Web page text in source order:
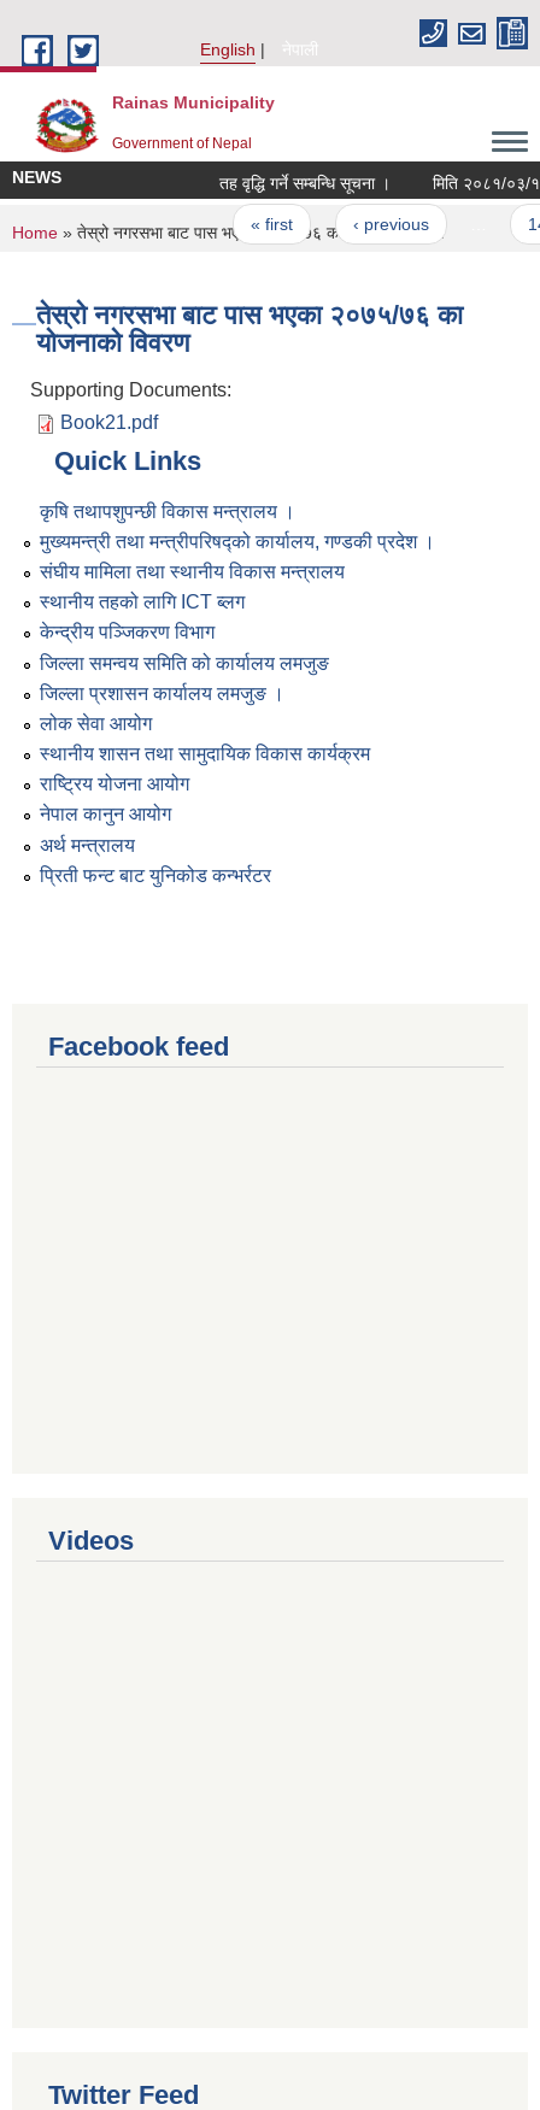
English
नेपाली
Rainas Municipality
Government of Nepal
NEWS तह वृद्धि गर्ने सम्बन्धि सूचना । मिति २०८१/०३/
Pages
« first ‹ previous 14
You are here
Home » तेस्रो नगरसभा बाट पास भएका २०७५/७६ का योजनाको विवरण
तेस्रो नगरसभा बाट पास भएका २०७५/७६ का
योजनाको विवरण
Supporting Documents:
Book21.pdf
Quick Links
कृषि तथापशुपन्छी विकास मन्त्रालय ।
मुख्यमन्त्री तथा मन्त्रीपरिषद्को कार्यालय, गण्डकी प्रदेश ।
संघीय मामिला तथा स्थानीय विकास मन्त्रालय
स्थानीय तहको लागि ICT ब्लग
केन्द्रीय पञ्जिकरण विभाग
जिल्ला समन्वय समिति को कार्यालय लमजुङ
जिल्ला प्रशासन कार्यालय लमजुङ ।
लोक सेवा आयोग
स्थानीय शासन तथा सामुदायिक विकास कार्यक्रम
राष्ट्रिय योजना आयोग
नेपाल कानुन आयोग
अर्थ मन्त्रालय
प्रिती फन्ट बाट युनिकोड कन्भर्रटर
Facebook feed
Videos
Twitter Feed